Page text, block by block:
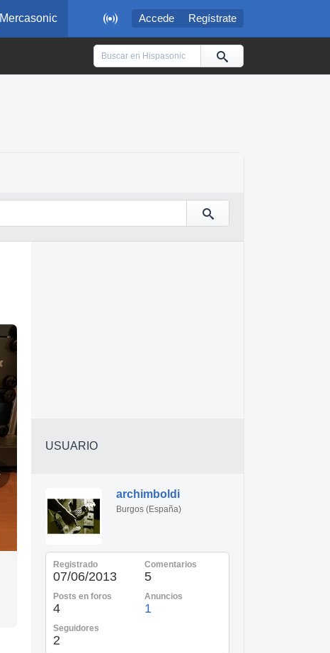
 Accede Regístrate
Mercasonic
USUARIO
archimboldi
Burgos (España)
Registrado
07/06/2013
Comentarios
5
Posts en foros
4
Anuncios
1
Seguidores
2